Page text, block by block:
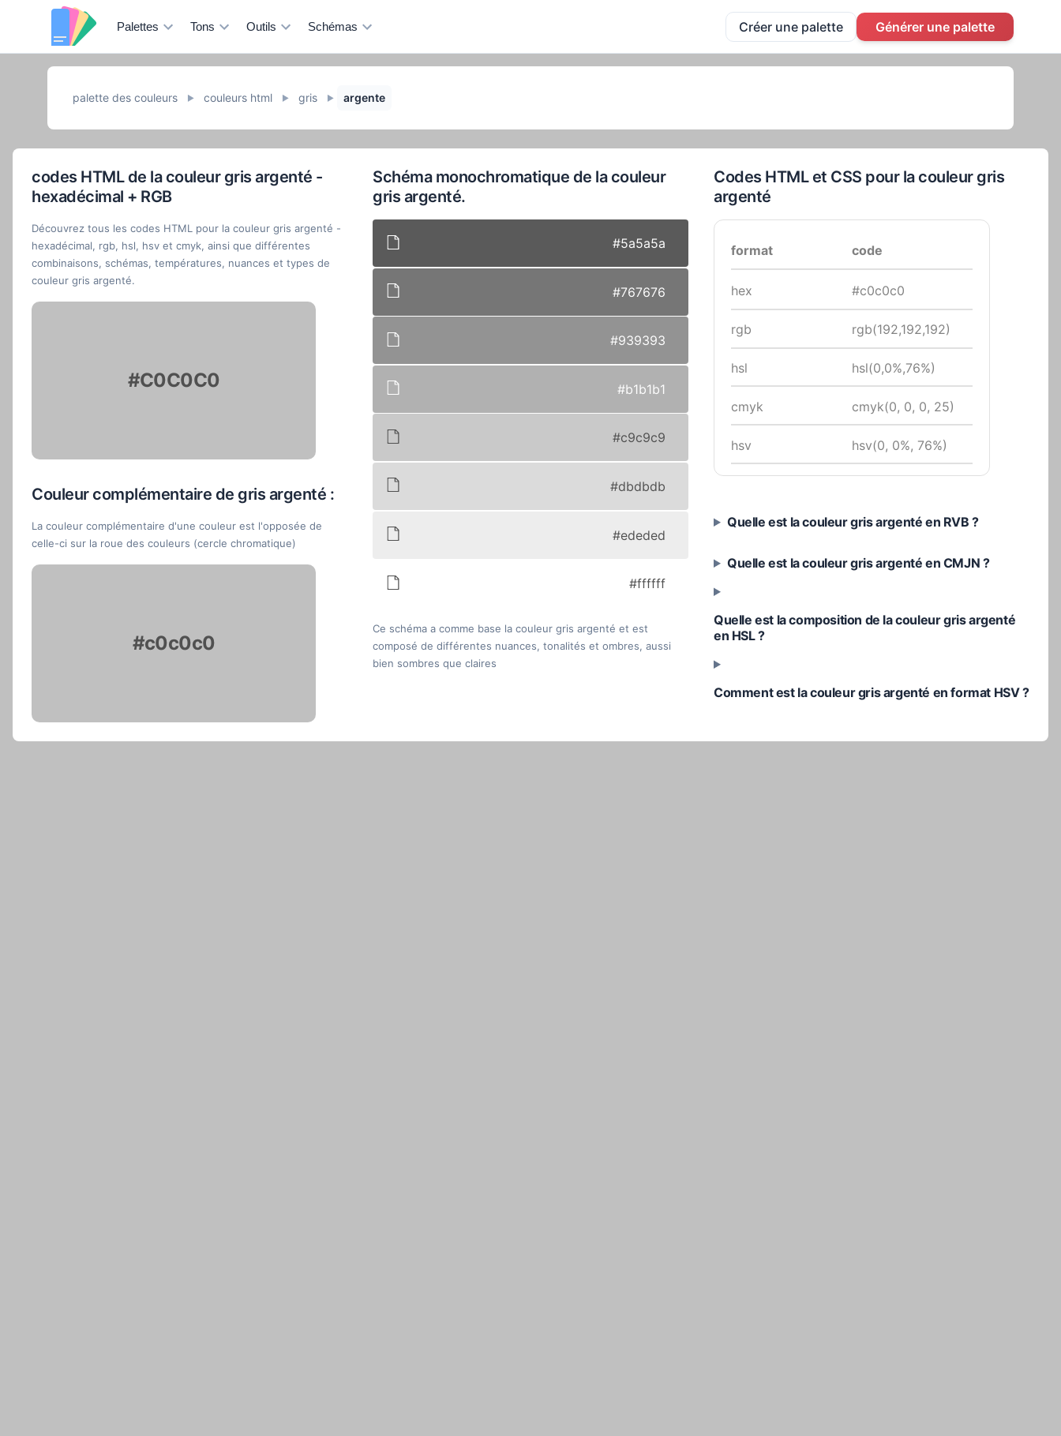
Palettes Tons Outils Schémas Créer une palette Générer une palette
palette des couleurs ► couleurs html ► gris ► argente
codes HTML de la couleur gris argenté -
hexadécimal + RGB
Découvrez tous les codes HTML pour la couleur gris argenté -
hexadécimal, rgb, hsl, hsv et cmyk, ainsi que différentes
combinaisons, schémas, températures, nuances et types de
couleur gris argenté.
#C0C0C0
Couleur complémentaire de gris argenté :
La couleur complémentaire d'une couleur est l'opposée de
celle-ci sur la roue des couleurs (cercle chromatique)
#c0c0c0
Schéma monochromatique de la couleur
gris argenté.
#5a5a5a
#767676
#939393
#b1b1b1
#c9c9c9
#dbdbdb
#ededed
#ffffff
Ce schéma a comme base la couleur gris argenté et est
composé de différentes nuances, tonalités et ombres, aussi
bien sombres que claires
Codes HTML et CSS pour la couleur gris
argenté
format code
hex #c0c0c0
rgb rgb(192,192,192)
hsl hsl(0,0%,76%)
cmyk cmyk(0, 0, 0, 25)
hsv hsv(0, 0%, 76%)
Quelle est la couleur gris argenté en RVB ?
Quelle est la couleur gris argenté en CMJN ?
Quelle est la composition de la couleur gris argenté
en HSL ?
Comment est la couleur gris argenté en format HSV ?